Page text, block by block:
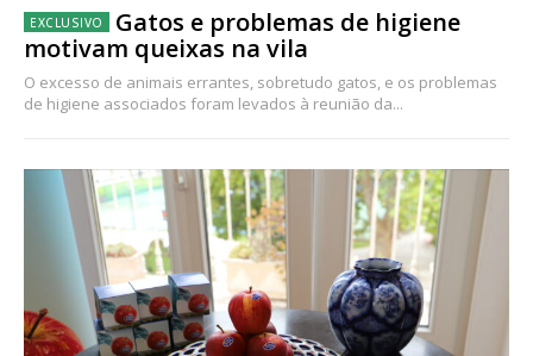
Gatos e problemas de higiene
motivam queixas na vila
O excesso de animais errantes, sobretudo gatos, e os problemas
de higiene associados foram levados à reunião da...